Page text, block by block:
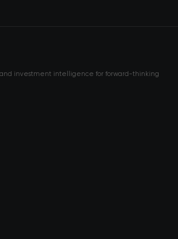
investment intelligence for forward-thinking